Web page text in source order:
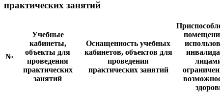
практических занятий
№
Учебные
кабинеты,
объекты для
проведения
практических
занятий
Оснащенность учебных
кабинетов, объектов для
проведения
практических занятий